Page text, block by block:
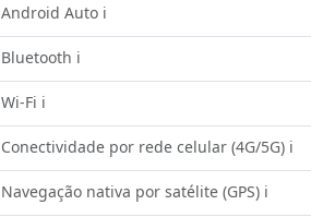
Android Auto ℹ️
Bluetooth ℹ️
Wi-Fi ℹ️
Conectividade por rede celular (4G/5G) ℹ️
Navegação nativa por satélite (GPS) ℹ️